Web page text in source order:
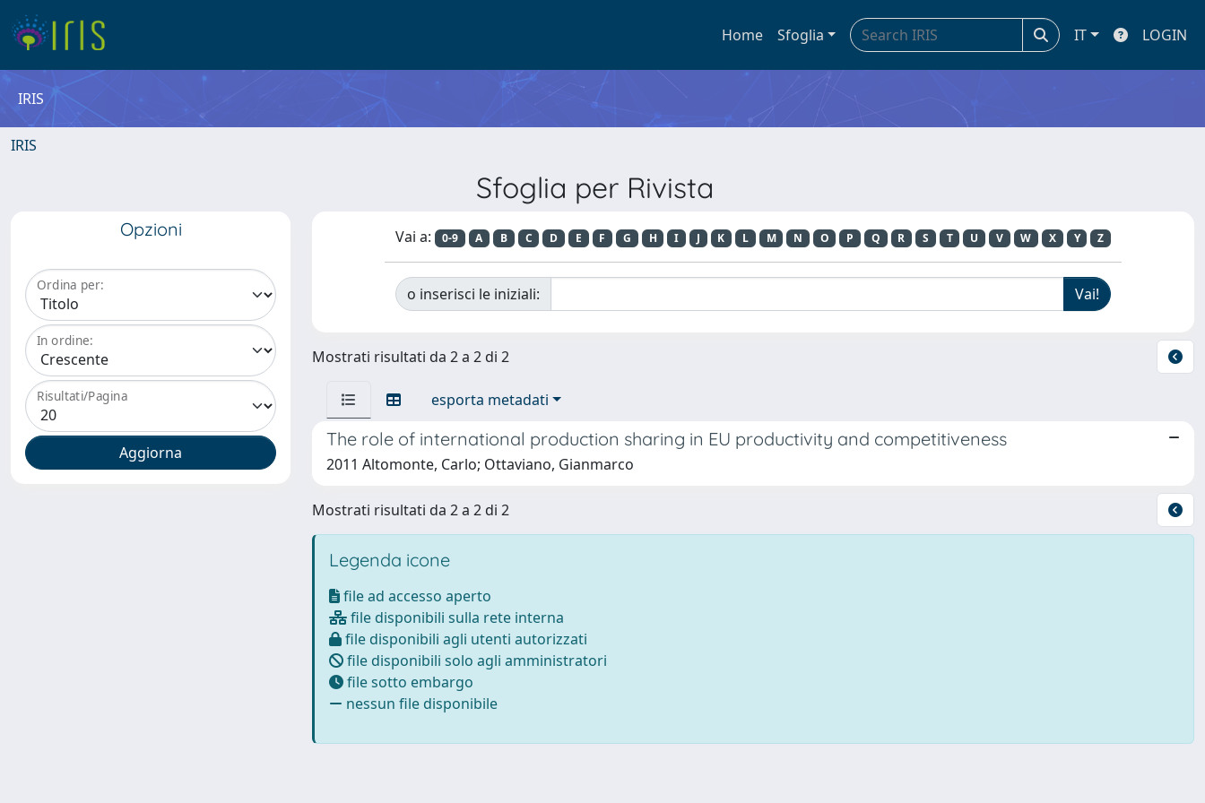
Home Sfoglia IT LOGIN
IRIS
IRIS
Sfoglia per Rivista
Opzioni
Ordina per:
In ordine:
Risultati/Pagina
Vai a: 0-9 A B C D E F G H I J K L M N O P Q R S T U V W X Y Z
o inserisci le iniziali:
Mostrati risultati da 2 a 2 di 2
esporta metadati
The role of international production sharing in EU productivity and competitiveness
2011 Altomonte, Carlo; Ottaviano, Gianmarco
Mostrati risultati da 2 a 2 di 2
Legenda icone
file ad accesso aperto
file disponibili sulla rete interna
file disponibili agli utenti autorizzati
file disponibili solo agli amministratori
file sotto embargo
nessun file disponibile